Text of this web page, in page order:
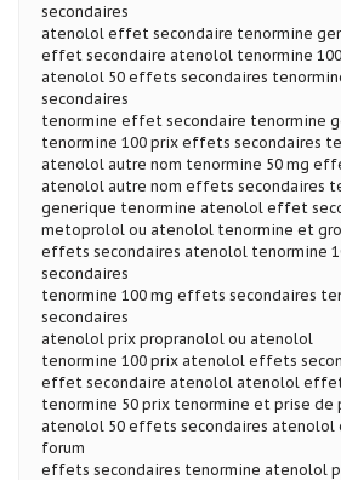
secondaires
atenolol effet secondaire tenormine
effet secondaire atenolol tenormine
atenolol 50 effets secondaires
secondaires
tenormine effet secondaire tenormine
tenormine 100 prix effets secondaires
atenolol autre nom tenormine 50 mg
atenolol autre nom effets secondaires
generique tenormine atenolol effet
metoprolol ou atenolol tenormine et
effets secondaires atenolol tenormine
secondaires
tenormine 100 mg effets secondaires
secondaires
atenolol prix propranolol ou atenolol
tenormine 100 prix atenolol effets
effet secondaire atenolol atenolol
tenormine 50 prix tenormine et prise de
atenolol 50 effets secondaires atenolol
forum
effets secondaires tenormine atenolol